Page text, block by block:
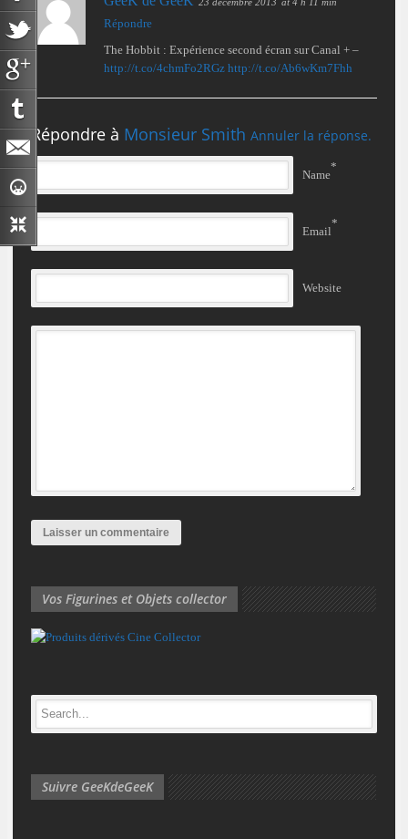
Répondre
The Hobbit : Expérience second écran sur Canal + –
http://t.co/4chmFo2RGz http://t.co/Ab6wKm7Fhh
Répondre à Monsieur Smith Annuler la réponse.
Name
*
Email
*
Website
Vos Figurines et Objets collector
Suivre GeeKdeGeeK